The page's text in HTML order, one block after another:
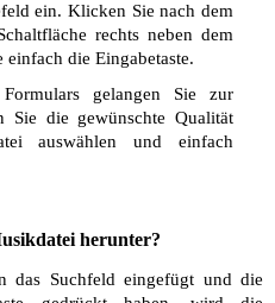
ein. Klicken Sie nach dem
rechts neben dem
die Eingabetaste.
gelangen Sie zur
Sie die gewünschte Qualität
auswählen und einfach
herunter?
Suchfeld eingefügt und die